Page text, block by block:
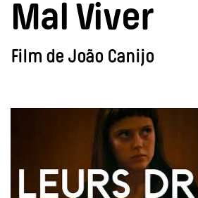
Mal Viver
Film de João Canijo